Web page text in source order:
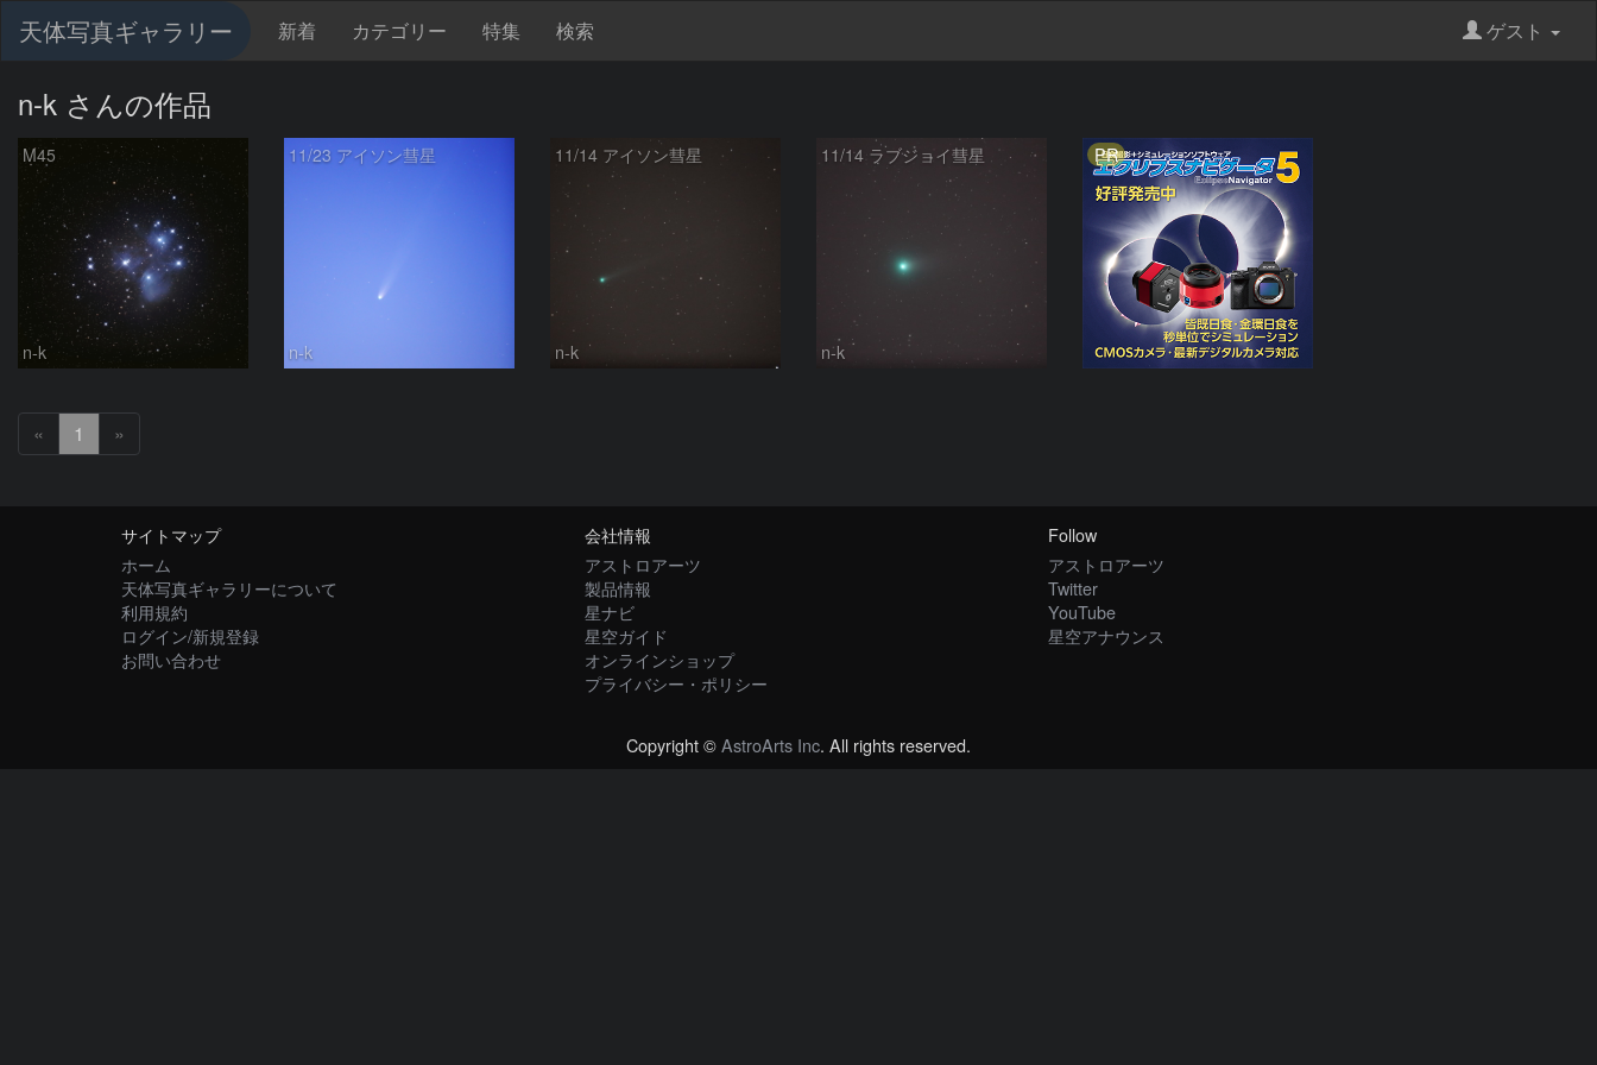
天体写真ギャラリー 新着 カテゴリー 特集 検索 ゲスト
n-k さんの作品
M45
n-k
11/23 アイソン彗星
n-k
11/14 アイソン彗星
n-k
11/14 ラブジョイ彗星
n-k
PR
« 1 »
サイトマップ
ホーム
天体写真ギャラリーについて
利用規約
ログイン/新規登録
お問い合わせ
会社情報
アストロアーツ
製品情報
星ナビ
星空ガイド
オンラインショップ
プライバシー・ポリシー
Follow
アストロアーツ
Twitter
YouTube
星空アナウンス
Copyright ©AstroArts Inc. All rights reserved.